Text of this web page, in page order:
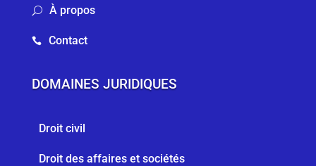
U À propos
 Contact
DOMAINES JURIDIQUES
Droit civil
Droit des affaires et sociétés